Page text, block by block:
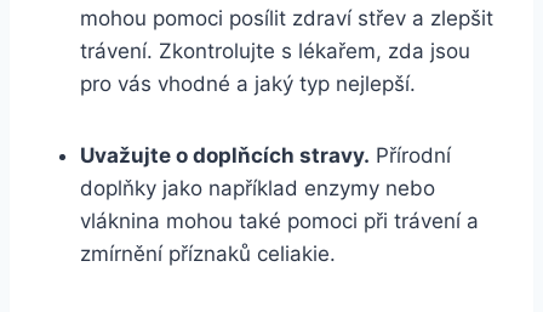
mohou pomoci posílit zdraví střev a zlepšit
trávení. Zkontrolujte s lékařem, zda jsou
pro vás vhodné a jaký typ nejlepší.
Uvažujte o doplňcích stravy. Přírodní
doplňky jako například enzymy nebo
vláknina mohou také pomoci při trávení a
zmírnění příznaků celiakie.